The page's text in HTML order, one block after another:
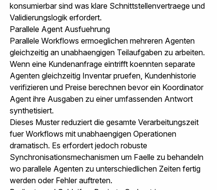
konsumierbar sind was klare Schnittstellenvertraege und
Validierungslogik erfordert.
Parallele Agent Ausfuehrung
Parallele Workflows ermoeglichen mehreren Agenten
gleichzeitig an unabhaengigen Teilaufgaben zu arbeiten.
Wenn eine Kundenanfrage eintrifft koennten separate
Agenten gleichzeitig Inventar pruefen, Kundenhistorie
verifizieren und Preise berechnen bevor ein Koordinator
Agent ihre Ausgaben zu einer umfassenden Antwort
synthetisiert.
Dieses Muster reduziert die gesamte Verarbeitungszeit
fuer Workflows mit unabhaengigen Operationen
dramatisch. Es erfordert jedoch robuste
Synchronisationsmechanismen um Faelle zu behandeln
wo parallele Agenten zu unterschiedlichen Zeiten fertig
werden oder Fehler auftreten.